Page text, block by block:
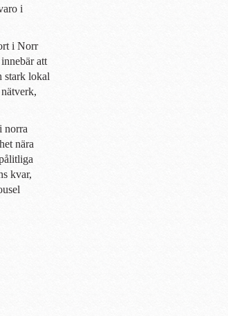
i
i Norr
att
stark lokal
norra
nära
kvar,